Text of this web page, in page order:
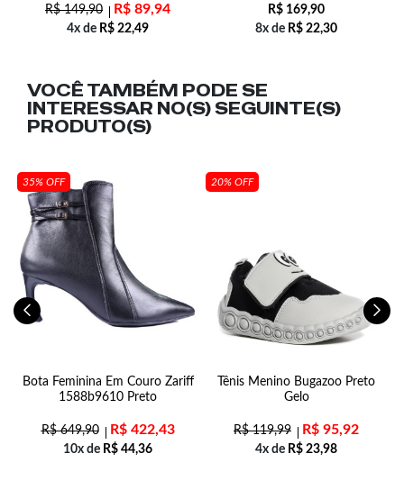
R$149,90 R$ 89,94
4x de R$ 22,49
R$ 169,90
8x de R$ 22,30
VOCÊ TAMBÉM PODE SE
INTERESSAR NO(S) SEGUINTE(S)
PRODUTO(S)
35% OFF
Bota Feminina Em Couro Zariff
1588b9610 Preto
R$649,90 R$422,43
10x de R$ 44,36
20% OFF
Tênis Menino Bugazoo Preto
Gelo
R$119,99 R$ 95,92
4x de R$ 23,98